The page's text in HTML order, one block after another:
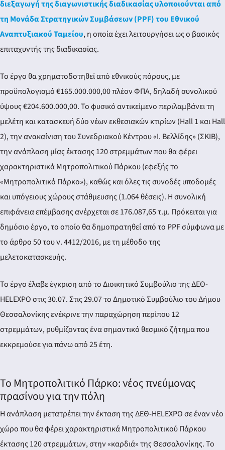
διεξαγωγή της διαγωνιστικής διαδικασίας υλοποιούνται από
τη Μονάδα Στρατηγικών Συμβάσεων (PPF) του Εθνικού
Αναπτυξιακού Ταμείου, η οποία έχει λειτουργήσει ως ο βασικός
επιταχυντής της διαδικασίας.
Το έργο θα χρηματοδοτηθεί από εθνικούς πόρους, με
προϋπολογισμό €165.000.000,00 πλέον ΦΠΑ, δηλαδή συνολικού
ύψους €204.600.000,00. Το φυσικό αντικείμενο περιλαμβάνει τη
μελέτη και κατασκευή δύο νέων εκθεσιακών κτιρίων (Hall 1 και Hall
2), την ανακαίνιση του Συνεδριακού Κέντρου «Ι. Βελλίδης» (ΣΚΙΒ),
την ανάπλαση μίας έκτασης 120 στρεμμάτων που θα φέρει
χαρακτηριστικά Μητροπολιτικού Πάρκου (εφεξής το
«Μητροπολιτικό Πάρκο»), καθώς και όλες τις συνοδές υποδομές
και υπόγειους χώρους στάθμευσης (1.064 θέσεις). Η συνολική
επιφάνεια επέμβασης ανέρχεται σε 176.087,65 τ.μ. Πρόκειται για
δημόσιο έργο, το οποίο θα δημοπρατηθεί από το PPF σύμφωνα με
το άρθρο 50 του ν. 4412/2016, με τη μέθοδο της
μελετοκατασκευής.
Το έργο έλαβε έγκριση από το Διοικητικό Συμβούλιο της ΔΕΘ-
HELEXPO στις 30.07. Στις 29.07 το Δημοτικό Συμβούλιο του Δήμου
Θεσσαλονίκης ενέκρινε την παραχώρηση περίπου 12
στρεμμάτων, ρυθμίζοντας ένα σημαντικό θεσμικό ζήτημα που
εκκρεμούσε για πάνω από 25 έτη.
Το Μητροπολιτικό Πάρκο: νέος πνεύμονας
πρασίνου για την πόλη
Η ανάπλαση μετατρέπει την έκταση της ΔΕΘ-HELEXPO σε έναν νέο
χώρο που θα φέρει χαρακτηριστικά Μητροπολιτικού Πάρκου
έκτασης 120 στρεμμάτων, στην «καρδιά» της Θεσσαλονίκης. Το